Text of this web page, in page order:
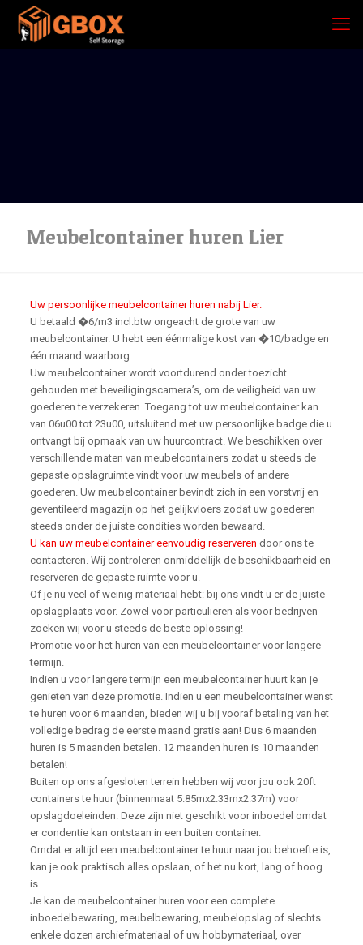
Meubelcontainer huren Lier
Uw persoonlijke meubelcontainer huren nabij Lier.
U betaald �6/m3 incl.btw ongeacht de grote van uw
meubelcontainer. U hebt een éénmalige kost van �10/badge en
één maand waarborg.
Uw meubelcontainer wordt voortdurend onder toezicht
gehouden met beveiligingscamera’s, om de veiligheid van uw
goederen te verzekeren. Toegang tot uw meubelcontainer kan
van 06u00 tot 23u00, uitsluitend met uw persoonlijke badge die u
ontvangt bij opmaak van uw huurcontract. We beschikken over
verschillende maten van meubelcontainers zodat u steeds de
gepaste opslagruimte vindt voor uw meubels of andere
goederen. Uw meubelcontainer bevindt zich in een vorstvrij en
geventileerd magazijn op het gelijkvloers zodat uw goederen
steeds onder de juiste condities worden bewaard.
U kan uw meubelcontainer eenvoudig reserveren door ons te
contacteren. Wij controleren onmiddellijk de beschikbaarheid en
reserveren de gepaste ruimte voor u.
Of je nu veel of weinig materiaal hebt: bij ons vindt u er de juiste
opslagplaats voor. Zowel voor particulieren als voor bedrijven
zoeken wij voor u steeds de beste oplossing!
Promotie voor het huren van een meubelcontainer voor langere
termijn.
Indien u voor langere termijn een meubelcontainer huurt kan je
genieten van deze promotie. Indien u een meubelcontainer wenst
te huren voor 6 maanden, bieden wij u bij vooraf betaling van het
volledige bedrag de eerste maand gratis aan! Dus 6 maanden
huren is 5 maanden betalen. 12 maanden huren is 10 maanden
betalen!
Buiten op ons afgesloten terrein hebben wij voor jou ook 20ft
containers te huur (binnenmaat 5.85mx2.33mx2.37m) voor
opslagdoeleinden. Deze zijn niet geschikt voor inboedel omdat
er condentie kan ontstaan in een buiten container.
Omdat er altijd een meubelcontainer te huur naar jou behoefte is,
kan je ook praktisch alles opslaan, of het nu kort, lang of hoog
is.
Je kan de meubelcontainer huren voor een complete
inboedelbewaring, meubelbewaring, meubelopslag of slechts
enkele dozen archiefmateriaal of uw hobbymateriaal, over